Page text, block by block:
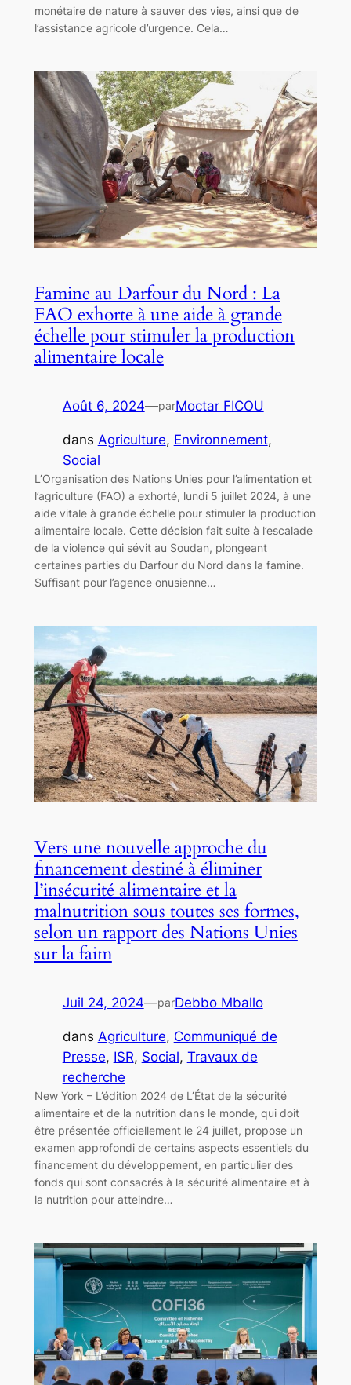
monétaire de nature à sauver des vies, ainsi que de
l’assistance agricole d’urgence. Cela…
Famine au Darfour du Nord : La
FAO exhorte à une aide à grande
échelle pour stimuler la production
alimentaire locale
Août 6, 2024—parMoctar FICOU
dans Agriculture, Environnement
Social
L’Organisation des Nations Unies pour l’alimentation et
l’agriculture (FAO) a exhorté, lundi 5 juillet 2024, à une
aide vitale à grande échelle pour stimuler la production
alimentaire locale. Cette décision fait suite à l’escalade
de la violence qui sévit au Soudan, plongeant
certaines parties du Darfour du Nord dans la famine.
Suffisant pour l’agence onusienne…
Vers une nouvelle approche du
financement destiné à éliminer
l’insécurité alimentaire et la
malnutrition sous toutes ses formes,
selon un rapport des Nations Unies
sur la faim
Juil 24, 2024—parDebbo Mballo
dans Agriculture, Communiqué de
Presse, ISR, Social, Travaux de
recherche
New York – L’édition 2024 de L’État de la sécurité
alimentaire et de la nutrition dans le monde, qui doit
être présentée officiellement le 24 juillet, propose un
examen approfondi de certains aspects essentiels du
financement du développement, en particulier des
fonds qui sont consacrés à la sécurité alimentaire et à
la nutrition pour atteindre…